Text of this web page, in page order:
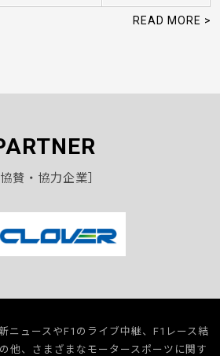
READ MORE >
協賛・協力企業］
ニュースやF1のライブ中継、F1レース結
他、さまざまなモータースポーツに関す